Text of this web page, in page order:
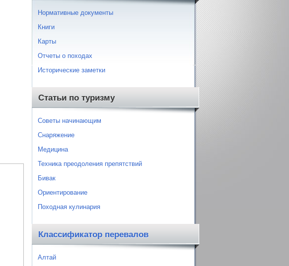
Нормативные документы
Книги
Карты
Отчеты о походах
Исторические заметки
Статьи по туризму
Советы начинающим
Снаряжение
Медицина
Техника преодоления препятствий
Бивак
Ориентирование
Походная кулинария
Классификатор перевалов
Алтай